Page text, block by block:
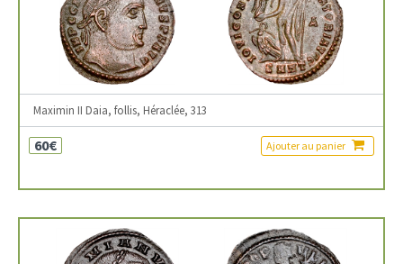
Maximin II Daia, follis, Héraclée, 313
60€ Ajouter au panier